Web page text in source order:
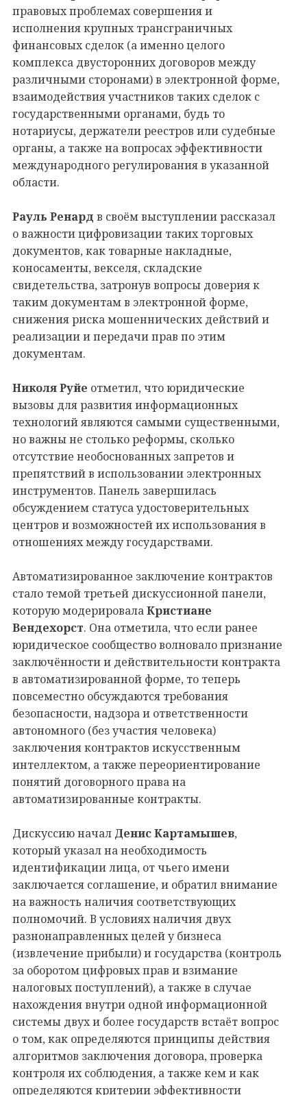
правовых проблемах совершения и
исполнения крупных трансграничных
финансовых сделок (а именно целого
комплекса двусторонних договоров между
различными сторонами) в электронной форме,
взаимодействия участников таких сделок с
государственными органами, будь то
нотариусы, держатели реестров или судебные
органы, а также на вопросах эффективности
международного регулирования в указанной
области.
Рауль Ренард в своём выступлении рассказал
о важности цифровизации таких торговых
документов, как товарные накладные,
коносаменты, векселя, складские
свидетельства, затронув вопросы доверия к
таким документам в электронной форме,
снижения риска мошеннических действий и
реализации и передачи прав по этим
документам.
Николя Руйе отметил, что юридические
вызовы для развития информационных
технологий являются самыми существенными,
но важны не столько реформы, сколько
отсутствие необоснованных запретов и
препятствий в использовании электронных
инструментов. Панель завершилась
обсуждением статуса удостоверительных
центров и возможностей их использования в
отношениях между государствами.
Автоматизированное заключение контрактов
стало темой третьей дискуссионной панели,
которую модерировалаКристиане
Вендехорст. Она отметила, что если ранее
юридическое сообщество волновало признание
заключённости и действительности контракта
в автоматизированной форме, то теперь
повсеместно обсуждаются требования
безопасности, надзора и ответственности
автономного (без участия человека)
заключения контрактов искусственным
интеллектом, а также переориентирование
понятий договорного права на
автоматизированные контракты.
Дискуссию начал Денис Картамышев,
который указал на необходимость
идентификации лица, от чьего имени
заключается соглашение, и обратил внимание
на важность наличия соответствующих
полномочий. В условиях наличия двух
разнонаправленных целей у бизнеса
(извлечение прибыли) и государства (контроль
за оборотом цифровых прав и взимание
налоговых поступлений), а также в случае
нахождения внутри одной информационной
системы двух и более государств встаёт вопрос
о том, как определяются принципы действия
алгоритмов заключения договора, проверка
контроля их соблюдения, а также кем и как
определяются критерии эффективности